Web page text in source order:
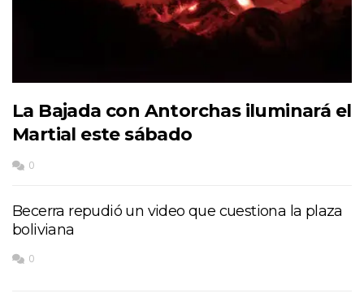
La Bajada con Antorchas iluminará el
Martial este sábado
0
Becerra repudió un video que cuestiona la plaza
boliviana
0